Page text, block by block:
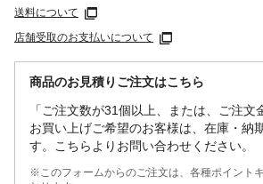
送料について
店舗受取のお支払いについて
商品のお見積りご注文はこちら
「ご注文数が31個以上、または、ご注文
お買い上げご希望のお客様は、在庫・納
す。こちらよりお問い合わせください。
※このフォームからのご注文は、各種ポイント